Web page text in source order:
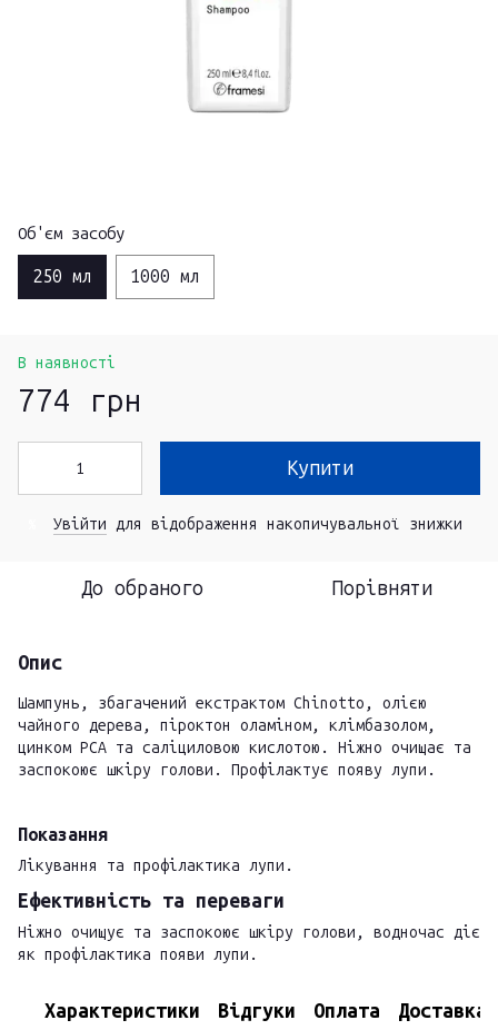
Об'єм засобу
250 мл 1000 мл
В наявності
774 грн
Купити
Увійти для відображення накопичувальної знижки
До обраного Порівняти
Опис
Шампунь, збагачений екстрактом Chinotto, олією
чайного дерева, піроктон оламіном, клімбазолом,
цинком PCA та саліциловою кислотою. Ніжно очищає та
заспокоює шкіру голови. Профілактує появу лупи.
Показання
Лікування та профілактика лупи.
Ефективність та переваги
Ніжно очищує та заспокоює шкіру голови, водночас діє
як профілактика появи лупи.
Характеристики Відгуки Оплата Доставка